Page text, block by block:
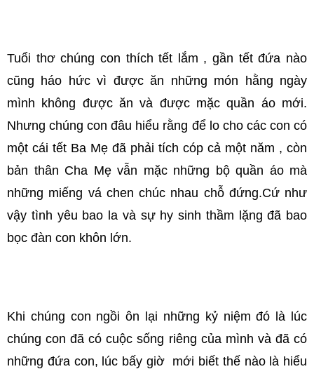
Tuổi thơ chúng con thích tết lắm , gần tết đứa nào
cũng háo hức vì được ăn những món hằng ngày
mình không được ăn và được mặc quần áo mới.
Nhưng chúng con đâu hiểu rằng để lo cho các con có
một cái tết Ba Mẹ đã phải tích cóp cả một năm , còn
bản thân Cha Mẹ vẫn mặc những bộ quần áo mà
những miếng vá chen chúc nhau chỗ đứng.Cứ như
vậy tình yêu bao la và sự hy sinh thầm lặng đã bao
bọc đàn con khôn lớn.
Khi chúng con ngồi ôn lại những kỷ niệm đó là lúc
chúng con đã có cuộc sống riêng của mình và đã có
những đứa con, lúc bấy giờ mới biết thế nào là hiểu